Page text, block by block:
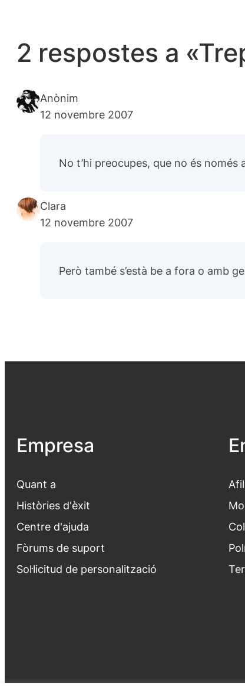
2 respostes a
Anònim
12 novembre 2007
No t’hi preocupes, que no és
Clara
12 novembre 2007
Però també s’està be a fora o amb
Empresa
Quant a
Històries d'èxit
Centre d'ajuda
Fòrums de suport
Sol·licitud de personalització